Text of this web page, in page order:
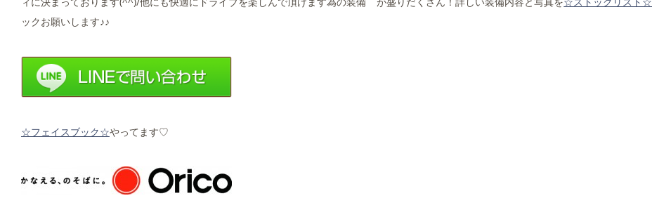
ックお願いします♪♪
☆フェイスブック☆やってます♡